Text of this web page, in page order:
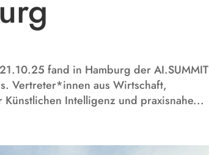
fand in Hamburg der AI.SUMMIT
Vertreter*innen aus Wirtschaft,
Intelligenz und praxisnahe...